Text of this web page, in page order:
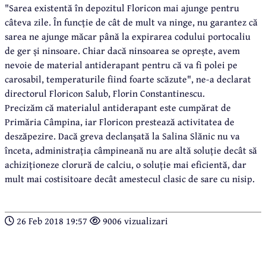
"Sarea existentă în depozitul Floricon mai ajunge pentru
câteva zile. În funcție de cât de mult va ninge, nu garantez că
sarea ne ajunge măcar până la expirarea codului portocaliu
de ger și ninsoare. Chiar dacă ninsoarea se oprește, avem
nevoie de material antiderapant pentru că va fi polei pe
carosabil, temperaturile fiind foarte scăzute", ne-a declarat
directorul Floricon Salub, Florin Constantinescu.
Precizăm că materialul antiderapant este cumpărat de
Primăria Câmpina, iar Floricon prestează activitatea de
deszăpezire. Dacă greva declanșată la Salina Slănic nu va
înceta, administrația câmpineană nu are altă soluție decât să
achiziționeze clorură de calciu, o soluție mai eficientă, dar
mult mai costisitoare decât amestecul clasic de sare cu nisip.
26 Feb 2018 19:57 9006 vizualizari